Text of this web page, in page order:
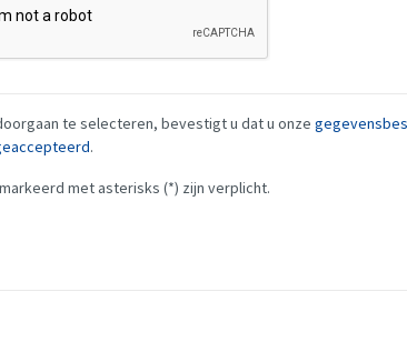
te selecteren, bevestigt u dat u onze
.
met asterisks (*) zijn verplicht.